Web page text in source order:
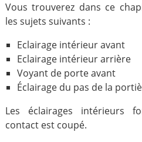
Vous trouverez dans ce
les sujets suivants :
Eclairage intérieur avant
Eclairage intérieur arrière
Voyant de porte avant
Éclairage du pas de la
Les éclairages intérieurs
contact est coupé.